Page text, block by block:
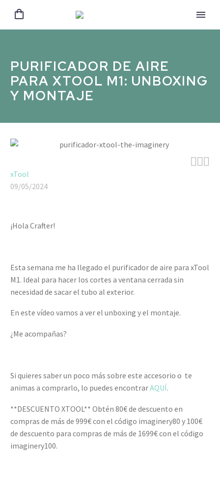
PURIFICADOR DE AIRE
PARA XTOOL M1: UNBOXING
Y MONTAJE

xTool
09/05/2024
¡Hola Crafter!
Esta semana me ha llegado el purificador de aire para xTool
M1. Ideal para hacer los cortes a ventana cerrada sin
necesidad de sacar el tubo al exterior.
En este vídeo vamos a ver el unboxing y el montaje.
¿Me acompañas?
Si quieres saber un poco más sobre este accesorio o te
animas a comprarlo, lo puedes encontrarAQUÍ.
**DESCUENTO XTOOL** Obtén 80€ de descuento en
compras de más de 999€ con el código imaginery80 y 100€
de descuento para compras de más de 1699€ con el código
imaginery100.